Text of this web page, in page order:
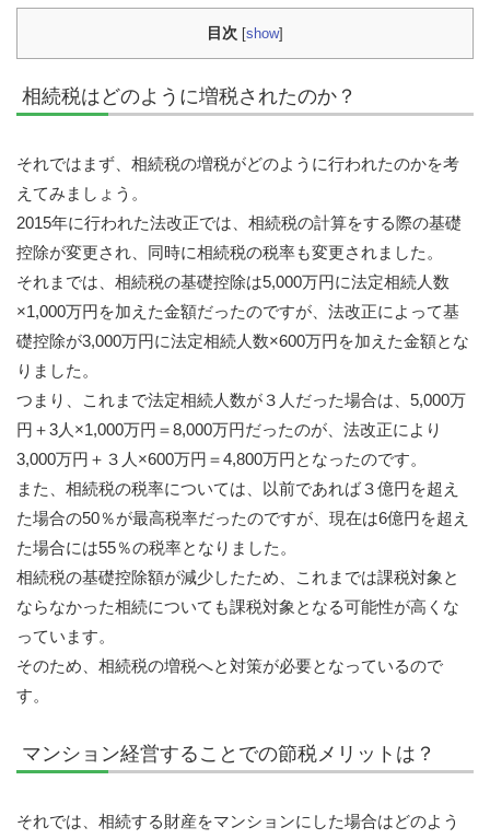
目次 [show]
相続税はどのように増税されたのか？
それではまず、相続税の増税がどのように行われたのかを考
えてみましょう。
2015年に行われた法改正では、相続税の計算をする際の基礎
控除が変更され、同時に相続税の税率も変更されました。
それまでは、相続税の基礎控除は5,000万円に法定相続人数
×1,000万円を加えた金額だったのですが、法改正によって基
礎控除が3,000万円に法定相続人数×600万円を加えた金額とな
りました。
つまり、これまで法定相続人数が３人だった場合は、5,000万
円＋3人×1,000万円＝8,000万円だったのが、法改正により
3,000万円＋３人×600万円＝4,800万円となったのです。
また、相続税の税率については、以前であれば３億円を超え
た場合の50％が最高税率だったのですが、現在は6億円を超え
た場合には55％の税率となりました。
相続税の基礎控除額が減少したため、これまでは課税対象と
ならなかった相続についても課税対象となる可能性が高くな
っています。
そのため、相続税の増税へと対策が必要となっているので
す。
マンション経営することでの節税メリットは？
それでは、相続する財産をマンションにした場合はどのよう